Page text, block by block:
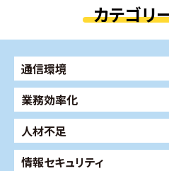
カテゴ
通信環境
業務効率化
人材不足
情報セキュリティ